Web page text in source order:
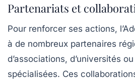
Partenariats et
Pour renforcer ses actions,
à de nombreux partenaires
d’associations, d’universités
spécialisées. Ces